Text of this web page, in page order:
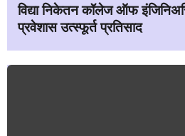
विद्या निकेतन कॉलेज ऑफ
प्रवेशास उत्स्फूर्त प्रतिसाद